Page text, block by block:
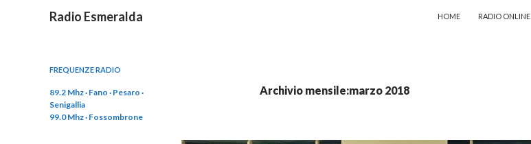
Radio Esmeralda
HOME
RADIO ONLINE
Archivio mensile:marzo 2018
FREQUENZE RADIO
89.2 Mhz · Fano · Pesaro ·
Senigallia
99.0 Mhz · Fossombrone